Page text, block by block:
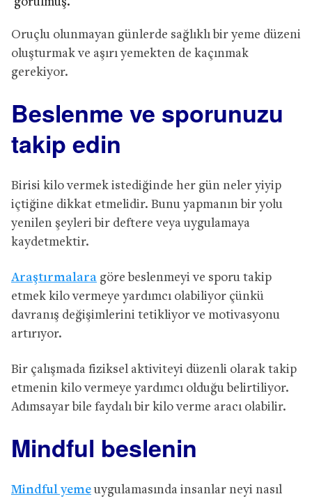
görülmüş.
Oruçlu olunmayan günlerde sağlıklı bir yeme düzeni
oluşturmak ve aşırı yemekten de kaçınmak
gerekiyor.
Beslenme ve sporunuzu
takip edin
Birisi kilo vermek istediğinde her gün neler yiyip
içtiğine dikkat etmelidir. Bunu yapmanın bir yolu
yenilen şeyleri bir deftere veya uygulamaya
kaydetmektir.
Araştırmalara göre beslenmeyi ve sporu takip
etmek kilo vermeye yardımcı olabiliyor çünkü
davranış değişimlerini tetikliyor ve motivasyonu
artırıyor.
Bir çalışmada fiziksel aktiviteyi düzenli olarak takip
etmenin kilo vermeye yardımcı olduğu belirtiliyor.
Adımsayar bile faydalı bir kilo verme aracı olabilir.
Mindful beslenin
Mindful yemeuygulamasında insanlar neyi nasıl